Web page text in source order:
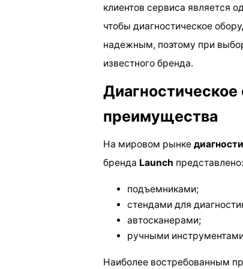
клиентов сервиса является
чтобы диагностическое
надежным, поэтому при
известного бренда.
преимущества
На мировом рынке
бренда Launch представлено:
подъемниками;
стендами для
автосканерами;
ручными
Наиболее востребованным